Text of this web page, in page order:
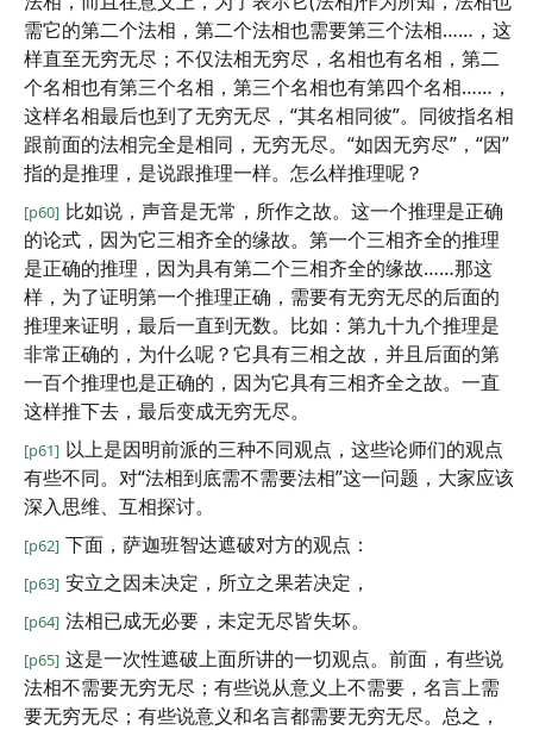
需它的第二个法相，第二个法相也需要第三个法相……，这
样直至无穷无尽；不仅法相无穷尽，名相也有名相，第二
个名相也有第三个名相，第三个名相也有第四个名相……，
这样名相最后也到了无穷无尽，“其名相同彼”。同彼指名相
跟前面的法相完全是相同，无穷无尽。“如因无穷尽”，“因”
指的是推理，是说跟推理一样。怎么样推理呢？
[p60] 比如说，声音是无常，所作之故。这一个推理是正确
的论式，因为它三相齐全的缘故。第一个三相齐全的推理
是正确的推理，因为具有第二个三相齐全的缘故……那这
样，为了证明第一个推理正确，需要有无穷无尽的后面的
推理来证明，最后一直到无数。比如：第九十九个推理是
非常正确的，为什么呢？它具有三相之故，并且后面的第
一百个推理也是正确的，因为它具有三相齐全之故。一直
这样推下去，最后变成无穷无尽。
[p61] 以上是因明前派的三种不同观点，这些论师们的观点
有些不同。对“法相到底需不需要法相”这一问题，大家应该
深入思维、互相探讨。
[p62] 下面，萨迦班智达遮破对方的观点：
[p63] 安立之因未决定，所立之果若决定，
[p64] 法相已成无必要，未定无尽皆失坏。
[p65] 这是一次性遮破上面所讲的一切观点。前面，有些说
法相不需要无穷无尽；有些说从意义上不需要，名言上需
要无穷无尽；有些说意义和名言都需要无穷无尽。总之，